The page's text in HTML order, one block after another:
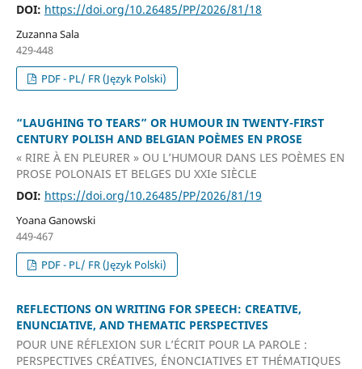
DOI: https://doi.org/10.26485/PP/2026/81/18
Zuzanna Sala
429-448
PDF - PL/ FR (Język Polski)
“LAUGHING TO TEARS” OR HUMOUR IN TWENTY-FIRST
CENTURY POLISH AND BELGIAN POÈMES EN PROSE
« RIRE À EN PLEURER » OU L’HUMOUR DANS LES POÈMES EN
PROSE POLONAIS ET BELGES DU XXIe SIÈCLE
DOI: https://doi.org/10.26485/PP/2026/81/19
Yoana Ganowski
449-467
PDF - PL/ FR (Język Polski)
REFLECTIONS ON WRITING FOR SPEECH: CREATIVE,
ENUNCIATIVE, AND THEMATIC PERSPECTIVES
POUR UNE RÉFLEXION SUR L’ÉCRIT POUR LA PAROLE :
PERSPECTIVES CRÉATIVES, ÉNONCIATIVES ET THÉMATIQUES